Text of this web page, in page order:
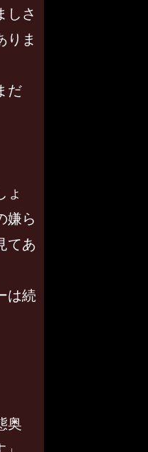
しさ
りま
だ
ょ
嫌ら
てあ
は続
奥